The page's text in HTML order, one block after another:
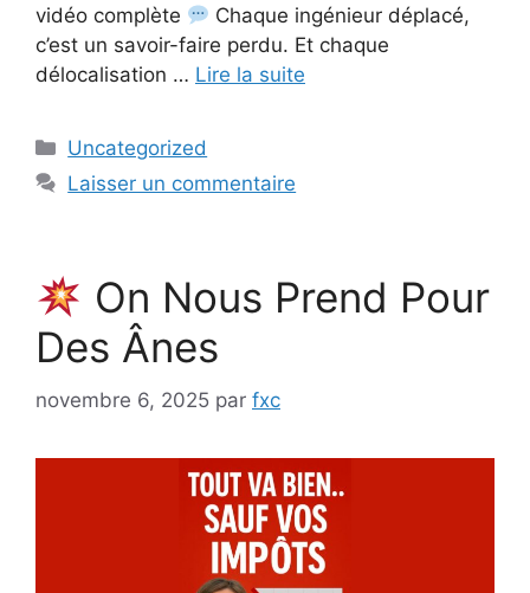
vidéo complète
Chaque ingénieur déplacé,
c’est un savoir-faire perdu. Et chaque
délocalisation … Lire la suite
Catégories
Uncategorized
Laisser un commentaire
On Nous Prend Pour
Des Ânes
novembre 6, 2025 par fxc